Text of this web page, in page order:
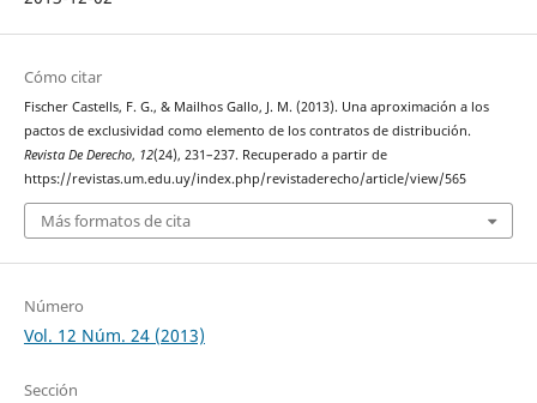
Cómo citar
Fischer Castells, F. G., & Mailhos Gallo, J. M. (2013). Una aproximación a los
pactos de exclusividad como elemento de los contratos de distribución.
Revista De Derecho, 12(24), 231–237. Recuperado a partir de
https://revistas.um.edu.uy/index.php/revistaderecho/article/view/565
Más formatos de cita
Número
Vol. 12 Núm. 24 (2013)
Sección